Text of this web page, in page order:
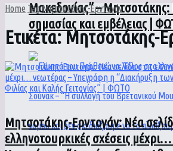
Μακεδονίας” – Μητσοτάκης:
σημασίας και εμβέλειας |
Home TagΜητσοτάκης-Ερντογάν
Ετικέτα:Μητσοτάκης-
Μητσοτάκης-Ερντογάν: Νέα
ελληνοτουρκικές σχέσεις